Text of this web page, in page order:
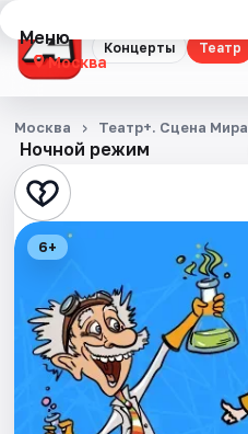
Концерты Театр
Меню
Москва
Концерты
Театр
Стендап
Квесты
Экскурсии
Спорт
Ночной режим
Москва Театр+. Сцена Мира
6+